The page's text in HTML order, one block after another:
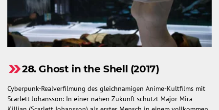
28. Ghost in the Shell (2017)
Cyberpunk-Realverfilmung des gleichnamigen Anime-Kultfilms mit
Scarlett Johansson: In einer nahen Zukunft schützt Major Mira